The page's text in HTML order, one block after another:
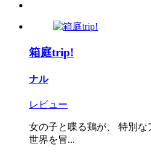
箱庭trip!
ナル
レビュー
女の子と喋る鶏が、 特別
世界を冒...